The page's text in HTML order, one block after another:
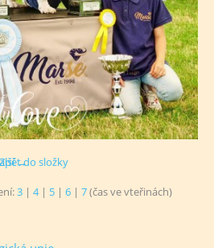
→
Zpět do složky
3 | 4| 5 | 6 | 7(čas ve vteřinách)